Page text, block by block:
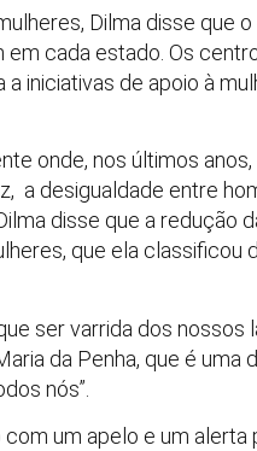
Dilma disse que
cada estado. Os
iniciativas de apoio à
onde, nos últimos
a desigualdade entre
disse que a
que ela classificou
ser varrida dos
da Penha, que é
nós”.
um apelo e um